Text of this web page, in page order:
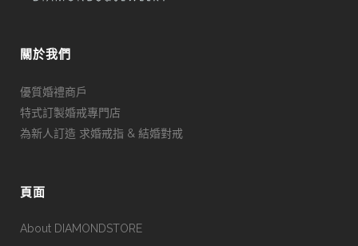
關於我們
優質婚禮商戶
特式訂製婚戒專門店
為新人訂造 求婚戒指 & 結婚對戒
頁面
About DIAMONDSTORE